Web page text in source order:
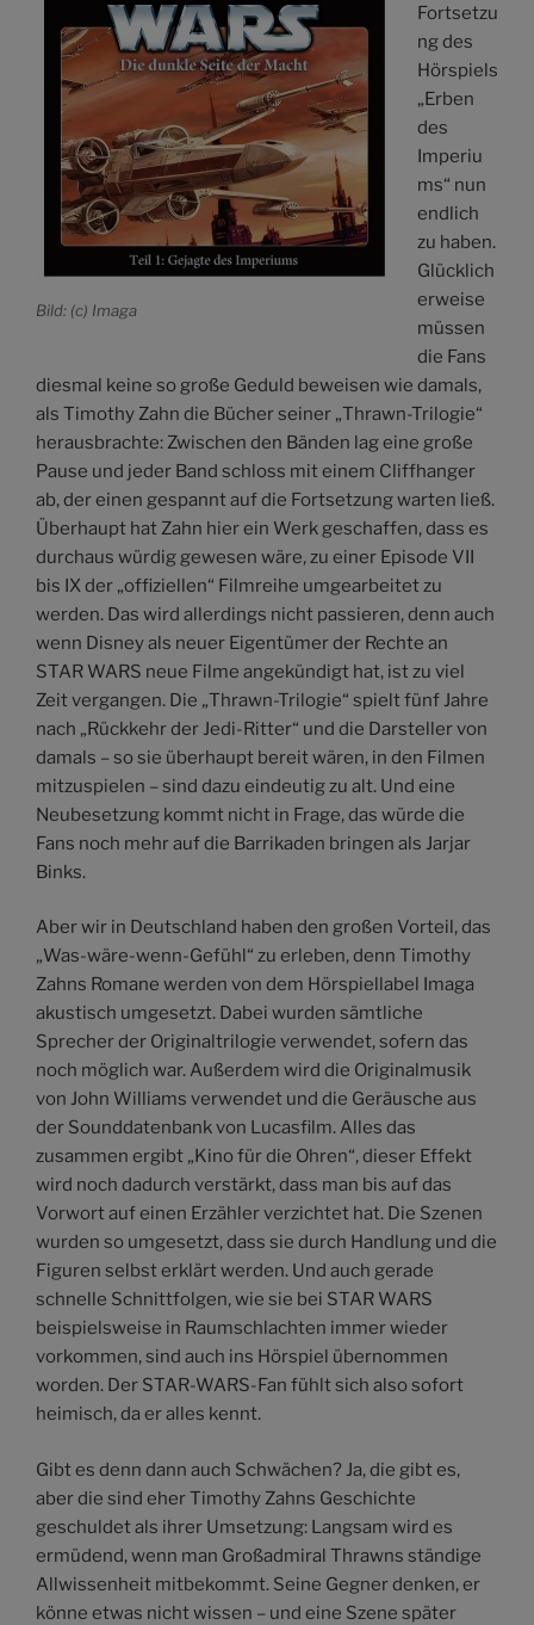
Bild: (c) Imaga
Fortsetzu
ng des
Hörspiels
„Erben
des
Imperiu
ms“ nun
endlich
zu haben.
Glücklich
erweise
müssen
die Fans
diesmal keine so große Geduld beweisen wie damals,
als Timothy Zahn die Bücher seiner „Thrawn-Trilogie“
herausbrachte: Zwischen den Bänden lag eine große
Pause und jeder Band schloss mit einem Cliffhanger
ab, der einen gespannt auf die Fortsetzung warten ließ.
Überhaupt hat Zahn hier ein Werk geschaffen, dass es
durchaus würdig gewesen wäre, zu einer Episode VII
bis IX der „offiziellen“ Filmreihe umgearbeitet zu
werden. Das wird allerdings nicht passieren, denn auch
wenn Disney als neuer Eigentümer der Rechte an
STAR WARS neue Filme angekündigt hat, ist zu viel
Zeit vergangen. Die „Thrawn-Trilogie“ spielt fünf Jahre
nach „Rückkehr der Jedi-Ritter“ und die Darsteller von
damals – so sie überhaupt bereit wären, in den Filmen
mitzuspielen – sind dazu eindeutig zu alt. Und eine
Neubesetzung kommt nicht in Frage, das würde die
Fans noch mehr auf die Barrikaden bringen als Jarjar
Binks.
Aber wir in Deutschland haben den großen Vorteil, das
„Was-wäre-wenn-Gefühl“ zu erleben, denn Timothy
Zahns Romane werden von dem Hörspiellabel Imaga
akustisch umgesetzt. Dabei wurden sämtliche
Sprecher der Originaltrilogie verwendet, sofern das
noch möglich war. Außerdem wird die Originalmusik
von John Williams verwendet und die Geräusche aus
der Sounddatenbank von Lucasfilm. Alles das
zusammen ergibt „Kino für die Ohren“, dieser Effekt
wird noch dadurch verstärkt, dass man bis auf das
Vorwort auf einen Erzähler verzichtet hat. Die Szenen
wurden so umgesetzt, dass sie durch Handlung und die
Figuren selbst erklärt werden. Und auch gerade
schnelle Schnittfolgen, wie sie bei STAR WARS
beispielsweise in Raumschlachten immer wieder
vorkommen, sind auch ins Hörspiel übernommen
worden. Der STAR-WARS-Fan fühlt sich also sofort
heimisch, da er alles kennt.
Gibt es denn dann auch Schwächen? Ja, die gibt es,
aber die sind eher Timothy Zahns Geschichte
geschuldet als ihrer Umsetzung: Langsam wird es
ermüdend, wenn man Großadmiral Thrawns ständige
Allwissenheit mitbekommt. Seine Gegner denken, er
könne etwas nicht wissen – und eine Szene später